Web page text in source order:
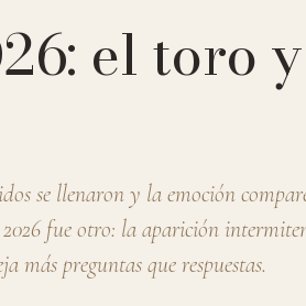
el toro
se llenaron y la emoción
fue otro: la aparición
más preguntas que respuestas.